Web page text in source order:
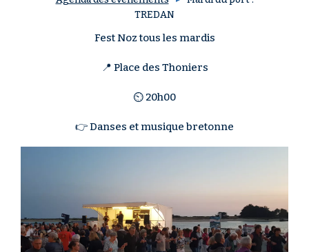
TREDAN
Fest Noz tous les mardis
📍 Place des Thoniers
⏲ 20h00
👉 Danses et musique bretonne